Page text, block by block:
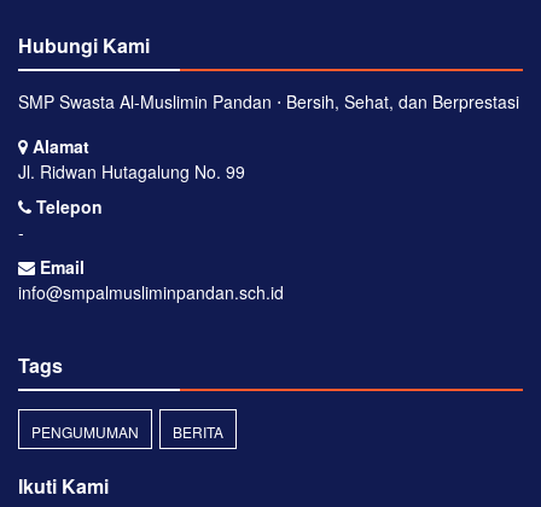
Hubungi Kami
SMP Swasta Al-Muslimin Pandan ⋅ Bersih, Sehat, dan Berprestasi
Alamat
Jl. Ridwan Hutagalung No. 99
Telepon
-
Email
info@smpalmusliminpandan.sch.id
Tags
PENGUMUMAN BERITA
Ikuti Kami